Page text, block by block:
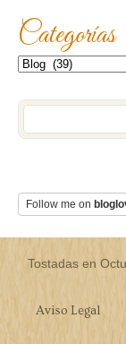
Categorías
Follow me on
Tostadas en
Aviso Legal